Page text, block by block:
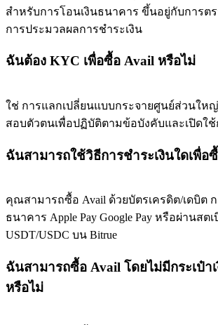
สำหรับการโอนเงินธนาคาร ขึ้นอยู่กับการต
การประมวลผลการชำระเงิน
ฉันต้อง KYC เพื่อซื้อ Avail หรือไม่
ใช่ การแลกเปลี่ยนแบบกระจายศูนย์ส่วนให
สอบตัวตนเพื่อปฏิบัติตามข้อบังคับและเปิดใ
ฉันสามารถใช้วิธีการชำระเงินใดเพื่อ
คุณสามารถซื้อ Avail ด้วยบัตรเครดิต/เดบิต
ธนาคาร Apple Pay Google Pay หรือผ่านสต
USDT/USDC บน Bitrue
ฉันสามารถซื้อ Avail โดยไม่มีกระเป๋า
หรือไม่